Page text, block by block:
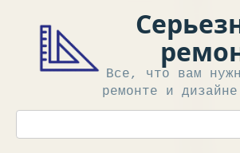
контенту
Все, что вам
ремонте и
Поиск: